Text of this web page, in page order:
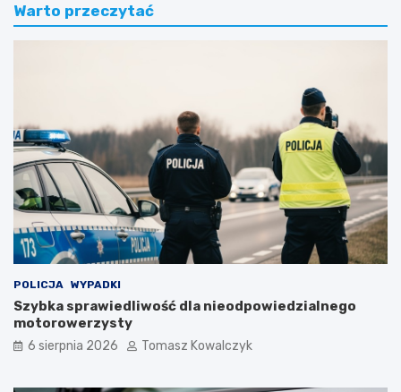
Warto przeczytać
POLICJA WYPADKI
Szybka sprawiedliwość dla nieodpowiedzialnego
motorowerzysty
6 sierpnia 2026 Tomasz Kowalczyk